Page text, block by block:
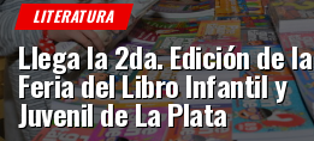
LITERATURA
Llega la 2da. Edición de la
Feria del Libro Infantil y
Juvenil de La Plata